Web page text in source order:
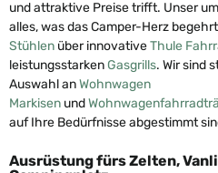
und attraktive Preise trifft. Unser
alles, was das Camper-Herz
Stühlen über innovativeThule
leistungsstarkenGasgrills. Wir sind
Auswahl anWohnwagen
Markisen und
auf Ihre Bedürfnisse abgestimmt
Ausrüstung fürs Zelten,